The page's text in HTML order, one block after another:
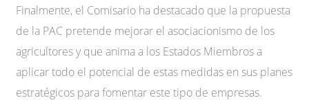
Finalmente, el Comisario ha destacado que la propuesta
de la PAC pretende mejorar el asociacionismo de los
agricultores y que anima a los Estados Miembros a
aplicar todo el potencial de estas medidas en sus planes
estratégicos para fomentar este tipo de empresas.